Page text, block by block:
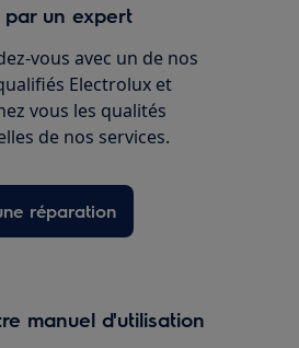
par un expert
vous avec un de nos
Electrolux et
vous les qualités
de nos services.
réparation
manuel d'utilisation